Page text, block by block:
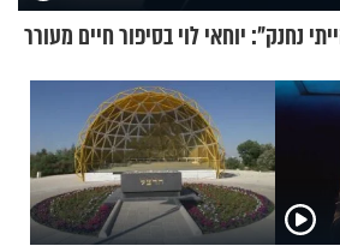
נחנק": יוחאי לוי בסיפור חיים מעורר